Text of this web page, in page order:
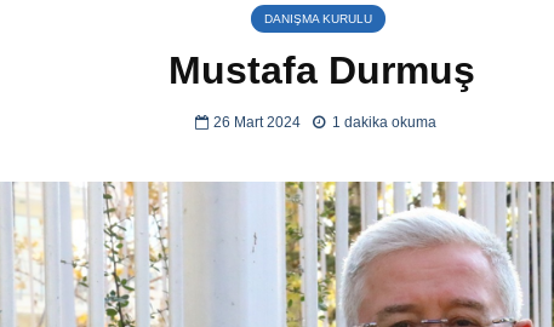
DANIŞMA KURULU
Mustafa Durmuş
26 Mart 2024 1 dakika okuma